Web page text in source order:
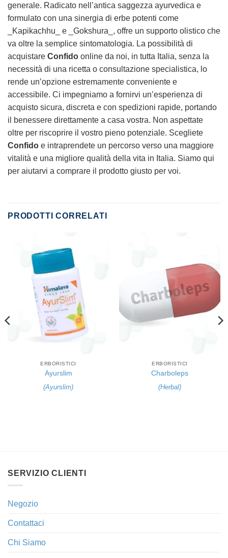
generale. Radicato nell’antica saggezza ayurvedica e
formulato con una sinergia di erbe potenti come
_Kapikachhu_ e _Gokshura_, offre un supporto olistico che
va oltre la semplice sintomatologia. La possibilità di
acquistare Confido online da noi, in tutta Italia, senza la
necessità di una ricetta o consultazione specialistica, lo
rende un’opzione estremamente conveniente e
accessibile. Ci impegniamo a fornirvi un’esperienza di
acquisto sicura, discreta e con spedizioni rapide, portando
il benessere direttamente a casa vostra. Non aspettate
oltre per riscoprire il vostro pieno potenziale. Scegliete
Confido e intraprendete un percorso verso una maggiore
vitalità e una migliore qualità della vita in Italia. Siamo qui
per aiutarvi a comprare il prodotto giusto per voi.
PRODOTTI CORRELATI
ERBORISTICI
Ayurslim
(Ayurslim)
ERBORISTICI
Charboleps
(Herbal)
SERVIZIO CLIENTI
Negozio
Contattaci
Chi Siamo